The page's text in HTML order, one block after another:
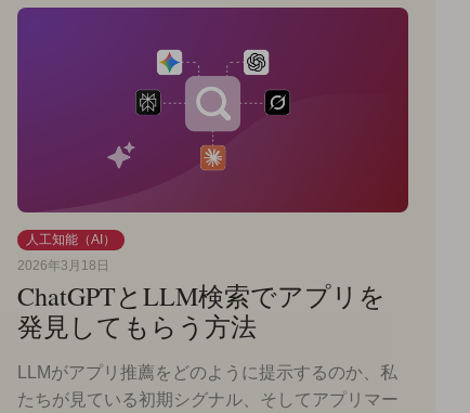
人工知能（AI）
2026年3月18日
ChatGPTとLLM検索でアプリを
発見してもらう方法
LLMがアプリ推薦をどのように提示するのか、私
たちが見ている初期シグナル、そしてアプリマー